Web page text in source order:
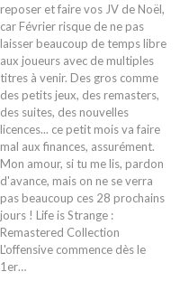
reposer et faire vos JV de Noël,
car Février risque de ne pas
laisser beaucoup de temps libre
aux joueurs avec de multiples
titres à venir. Des gros comme
des petits jeux, des remasters,
des suites, des nouvelles
licences... ce petit mois va faire
mal aux finances, assurément.
Mon amour, si tu me lis, pardon
d'avance, mais on ne se verra
pas beaucoup ces 28 prochains
jours ! Life is Strange :
Remastered Collection
L'offensive commence dès le
1er…